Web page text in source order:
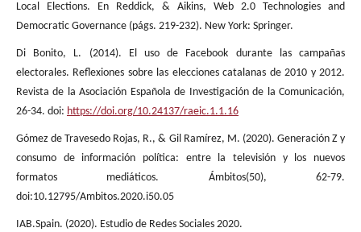
Local Elections. En Reddick, & Aikins, Web 2.0 Technologies and
Democratic Governance (págs. 219-232). New York: Springer.
Di Bonito, L. (2014). El uso de Facebook durante las campañas
electorales. Reflexiones sobre las elecciones catalanas de 2010 y 2012.
Revista de la Asociación Española de Investigación de la Comunicación,
26-34. doi: https://doi.org/10.24137/raeic.1.1.16
Gómez de Travesedo Rojas, R., & Gil Ramírez, M. (2020). Generación Z y
consumo de información política: entre la televisión y los nuevos
formatos mediáticos. Ámbitos(50), 62-79.
doi:10.12795/Ambitos.2020.i50.05
IAB.Spain. (2020). Estudio de Redes Sociales 2020.